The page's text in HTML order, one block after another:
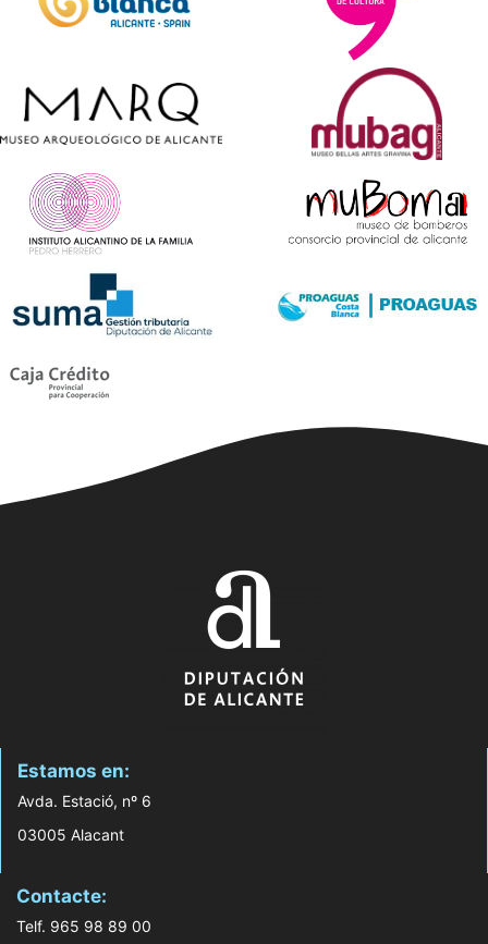
Estamos en:
Avda. Estació, nº 6
03005 Alacant
Contacte:
Telf. 965 98 89 00